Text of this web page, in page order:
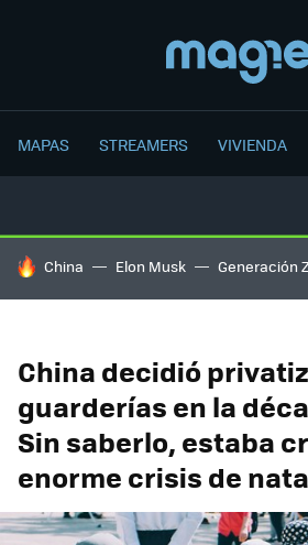
MAPAS STREAMERS VIVIENDA
HOY SE HABLA DE
China Elon Musk Generación Z
China decidió
guarderías en la
Sin saberlo, estaba
enorme crisis de